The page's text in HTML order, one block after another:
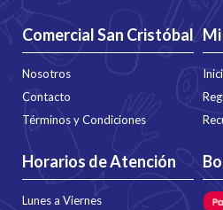
Comercial San Cristóbal
Nosotros
Contacto
Términos y Condiciones
Horarios de Atención
Lunes a Viernes